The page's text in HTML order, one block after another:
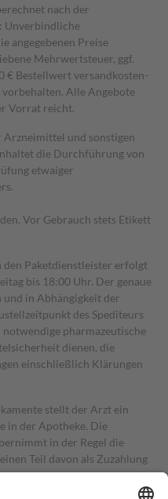
nach der
Unverbindliche
angegebenen Preise
Mehrwertsteuer, ggf.
€ Bestell­wert versand­kosten­
Alle Angebote
Vorrat reicht.
Arzneimittel und sonstigen
die Durchführung von
etwaiger
Vor Gebrauch stets Etikett
den Paketdienstleister erfolgt
bis 18:00 Uhr. Der genaue
und in Abhängigkeit der
des Spediteurs
pharmazeutische
dienen, die
einschließlich Klärungen
stellt der Arzt ein
in der Apotheke. Die
in der Regel die
Teil davon als Zuzahlung
in Höhe von zehn